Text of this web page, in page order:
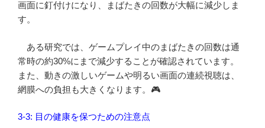
画面に釘付けになり、まばたきの回数が大幅に減少しま
す。
ある研究では、ゲームプレイ中のまばたきの回数は通
常時の約30%にまで減少することが確認されています。
また、動きの激しいゲームや明るい画面の連続視聴は、
網膜への負担も大きくなります。🎮
3-3: 目の健康を保つための注意点